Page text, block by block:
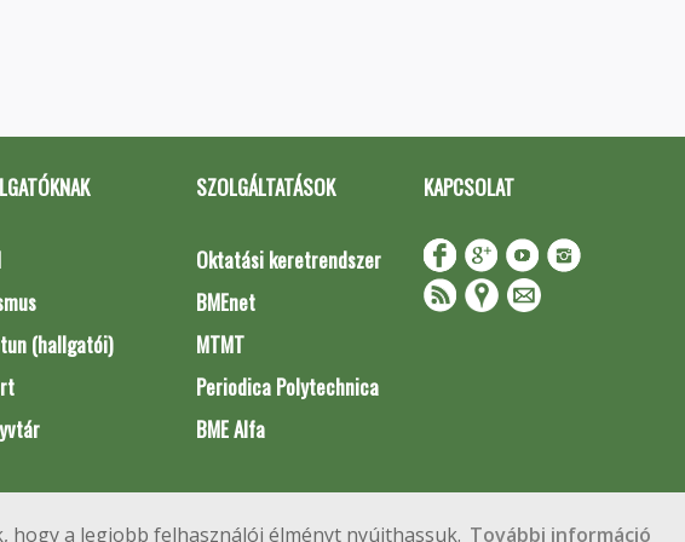
a legjobb felhasználói élményt nyújthassuk. További információ
(hallgatói)
SZOLGÁLTATÁSOK
Oktatási keretrendszer
BMEnet
MTMT
Periodica Polytechnica
BME Alfa
KAPCSOLAT
Impresszum
Copyright © 2020 BME Építőmérnöki Kar